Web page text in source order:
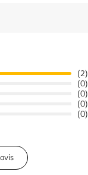
(2)
(0)
(0)
(0)
(0)